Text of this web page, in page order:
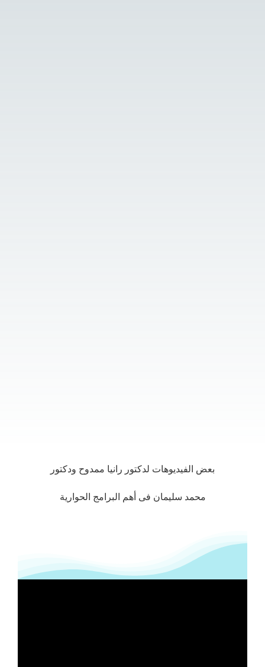
بعض الفيديوهات لدكتور رانيا ممدوح ودكتور
محمد سليمان فى أهم البرامج الحوارية